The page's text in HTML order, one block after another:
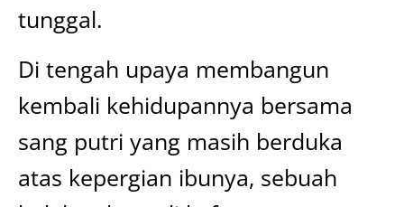
tunggal.
Di tengah upaya membangun
kembali kehidupannya bersama
sang putri yang masih berduka
atas kepergian ibunya, sebuah